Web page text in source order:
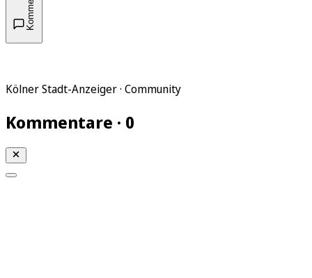
Kölner Stadt-Anzeiger · Community
Kommentare · 0